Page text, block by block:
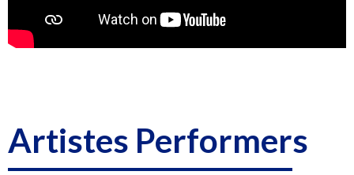
Artistes Performers